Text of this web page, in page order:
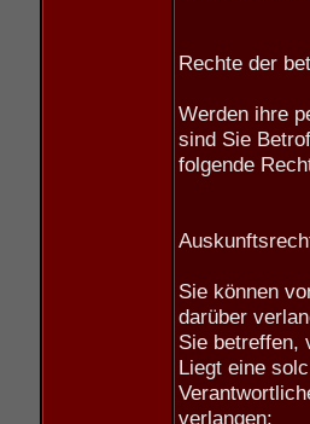
Rechte der
Werden ihre
sind Sie
folgende
Sie können
darüber
Sie betreffen,
Liegt eine
verlangen: